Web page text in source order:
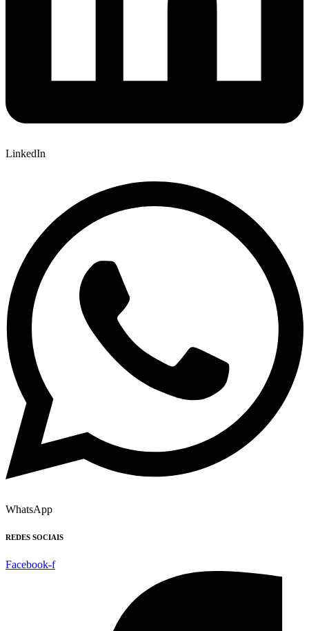
LinkedIn
WhatsApp
REDES SOCIAIS
Facebook-f